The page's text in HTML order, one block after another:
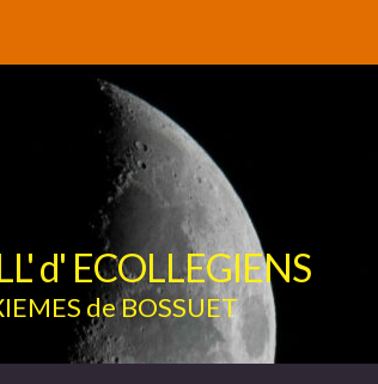
d' ECOLLEGIENS
de BOSSUET